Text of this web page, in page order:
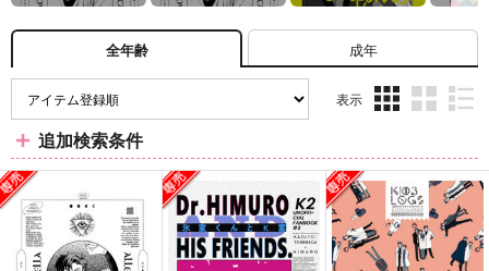
全年齢 成年
表示
ム
表
示
ム
表
示
ム
表
示
追加検索条件